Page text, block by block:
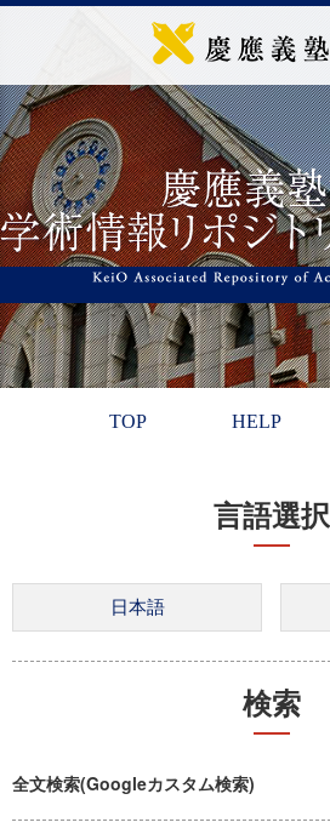
TOP HELP
言語選択
検索
全文検索(Googleカスタム検索)